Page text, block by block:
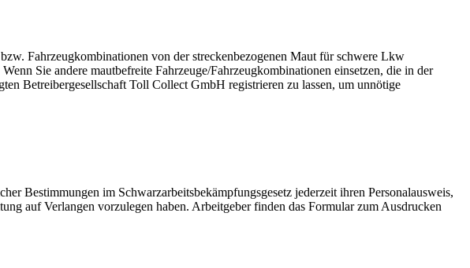
Fahrzeugkombinationen von der streckenbezogenen Maut für schwere Lkw
Sie andere mautbefreite Fahrzeuge/Fahrzeugkombinationen einsetzen, die in der
Betreibergesellschaft Toll Collect GmbH registrieren zu lassen, um unnötige
Bestimmungen im Schwarzarbeitsbekämpfungsgesetz jederzeit ihren Personalausweis,
auf Verlangen vorzulegen haben. Arbeitgeber finden das Formular zum Ausdrucken